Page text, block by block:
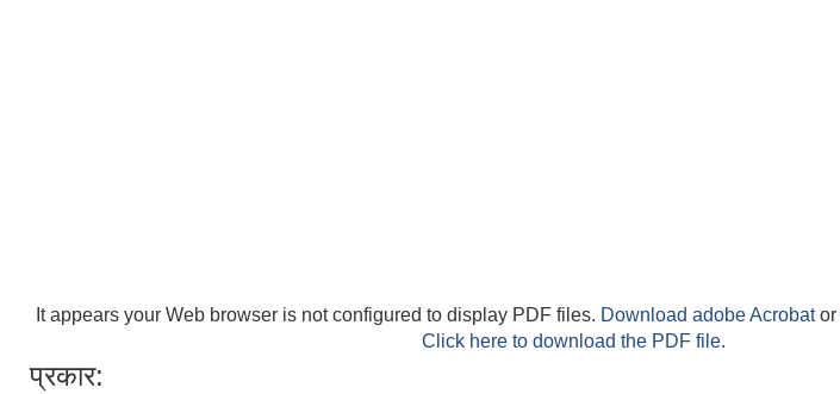
It appears your Web browser is not configured to display PDF files. Download adobe Acrobator
Click here to download the PDF file.
प्रकार: